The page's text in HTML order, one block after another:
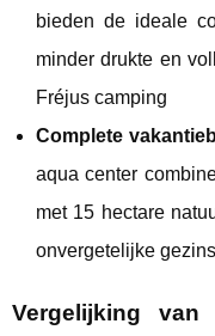
bieden de ideale
minder drukte en
Fréjus camping
Complete
aqua center
met 15 hectare
onvergetelijke
Vergelijking